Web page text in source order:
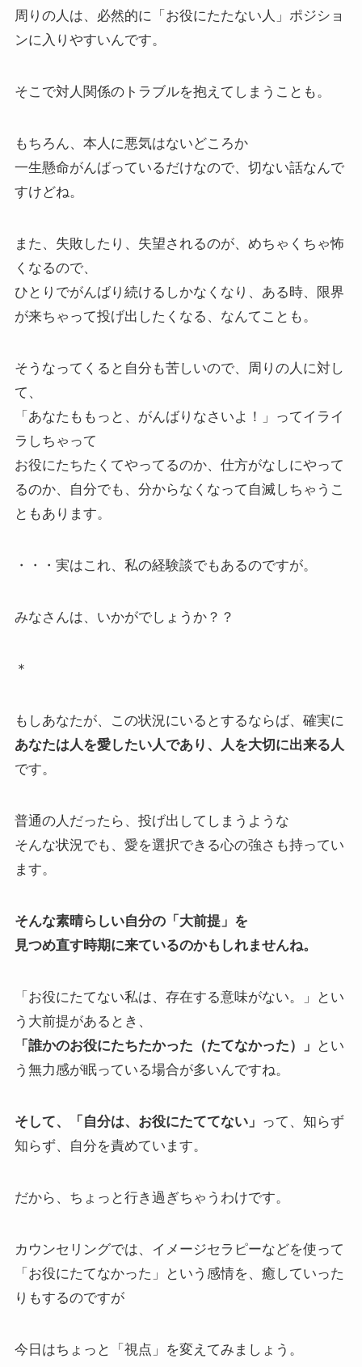
周りの人は、必然的に「お役にたたない人」ポジショ
ンに入りやすいんです。
そこで対人関係のトラブルを抱えてしまうことも。
もちろん、本人に悪気はないどころか
一生懸命がんばっているだけなので、切ない話なんで
すけどね。
また、失敗したり、失望されるのが、めちゃくちゃ怖
くなるので、
ひとりでがんばり続けるしかなくなり、ある時、限界
が来ちゃって投げ出したくなる、なんてことも。
そうなってくると自分も苦しいので、周りの人に対し
て、
「あなたももっと、がんばりなさいよ！」ってイライ
ラしちゃって
お役にたちたくてやってるのか、仕方がなしにやって
るのか、自分でも、分からなくなって自滅しちゃうこ
ともあります。
・・・実はこれ、私の経験談でもあるのですが。
みなさんは、いかがでしょうか？？
＊
もしあなたが、この状況にいるとするならば、確実に
あなたは人を愛したい人であり、人を大切に出来る人
です。
普通の人だったら、投げ出してしまうような
そんな状況でも、愛を選択できる心の強さも持ってい
ます。
そんな素晴らしい自分の「大前提」を
見つめ直す時期に来ているのかもしれませんね。
「お役にたてない私は、存在する意味がない。」とい
う大前提があるとき、
「誰かのお役にたちたかった（たてなかった）」
とい
う無力感が眠っている場合が多いんですね。
そして、「自分は、お役にたててない」 って、知らず
知らず、自分を責めています。
だから、ちょっと行き過ぎちゃうわけです。
カウンセリングでは、イメージセラピーなどを使って
「お役にたてなかった」という感情を、癒していった
りもするのですが
今日はちょっと「視点」を変えてみましょう。